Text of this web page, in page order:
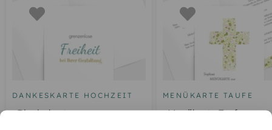
DANKESKARTE HOCHZEIT
Blankokarte
MENÜKARTE TAUFE
Menükarte Taufe